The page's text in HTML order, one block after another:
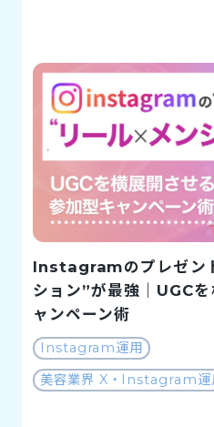
Instagramのプレゼン
ション”が最強｜UGC
ャンペーン術
Instagram運用
美容業界 X・Instagram運